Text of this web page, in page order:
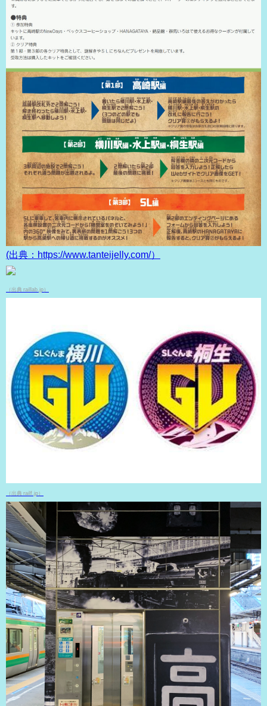
(出典：https://www.tanteijelly.com/）
（出典 raillab.jp）
（出典 railf.jp）